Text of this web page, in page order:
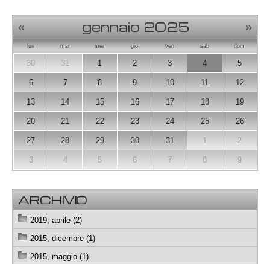
« gennaio 2025 »
lun mar mer gio ven sab dom
30 31 1 2 3 4 5
6 7 8 9 10 11 12
13 14 15 16 17 18 19
20 21 22 23 24 25 26
27 28 29 30 31 1 2
3 4 5 6 7 8 9
ARCHIVIO
2019, aprile (2)
2015, dicembre (1)
2015, maggio (1)